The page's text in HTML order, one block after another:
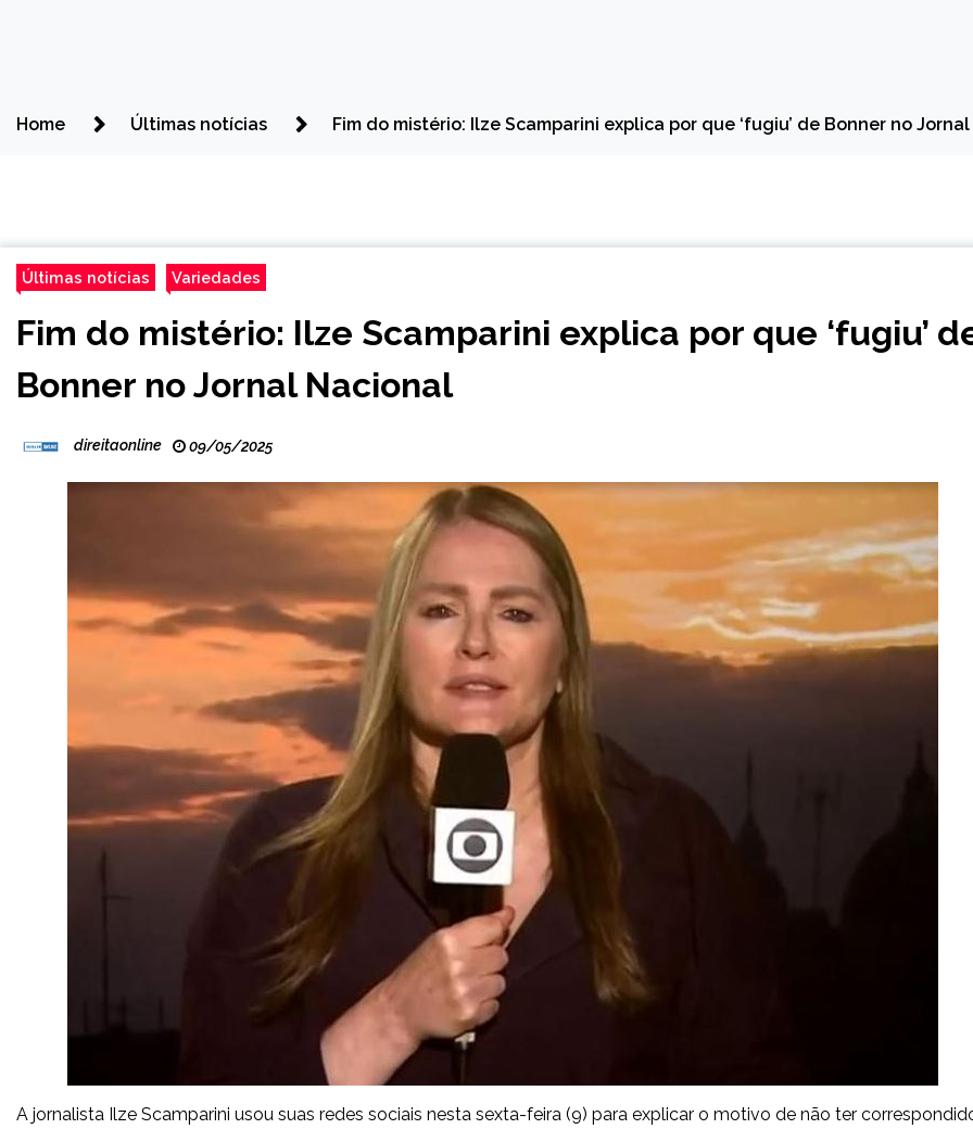
Home Últimas notícias Fim do mistério: Ilze Scamparini explica por que ‘fugiu’ de Bonner no
Últimas notícias Variedades
Fim do mistério: Ilze Scamparini explica por que ‘fugiu’
Bonner no Jornal Nacional
direitaonline 09/05/2025
A jornalista Ilze Scamparini usou suas redes sociais nesta sexta-feira (9) para explicar o motivo de não ter